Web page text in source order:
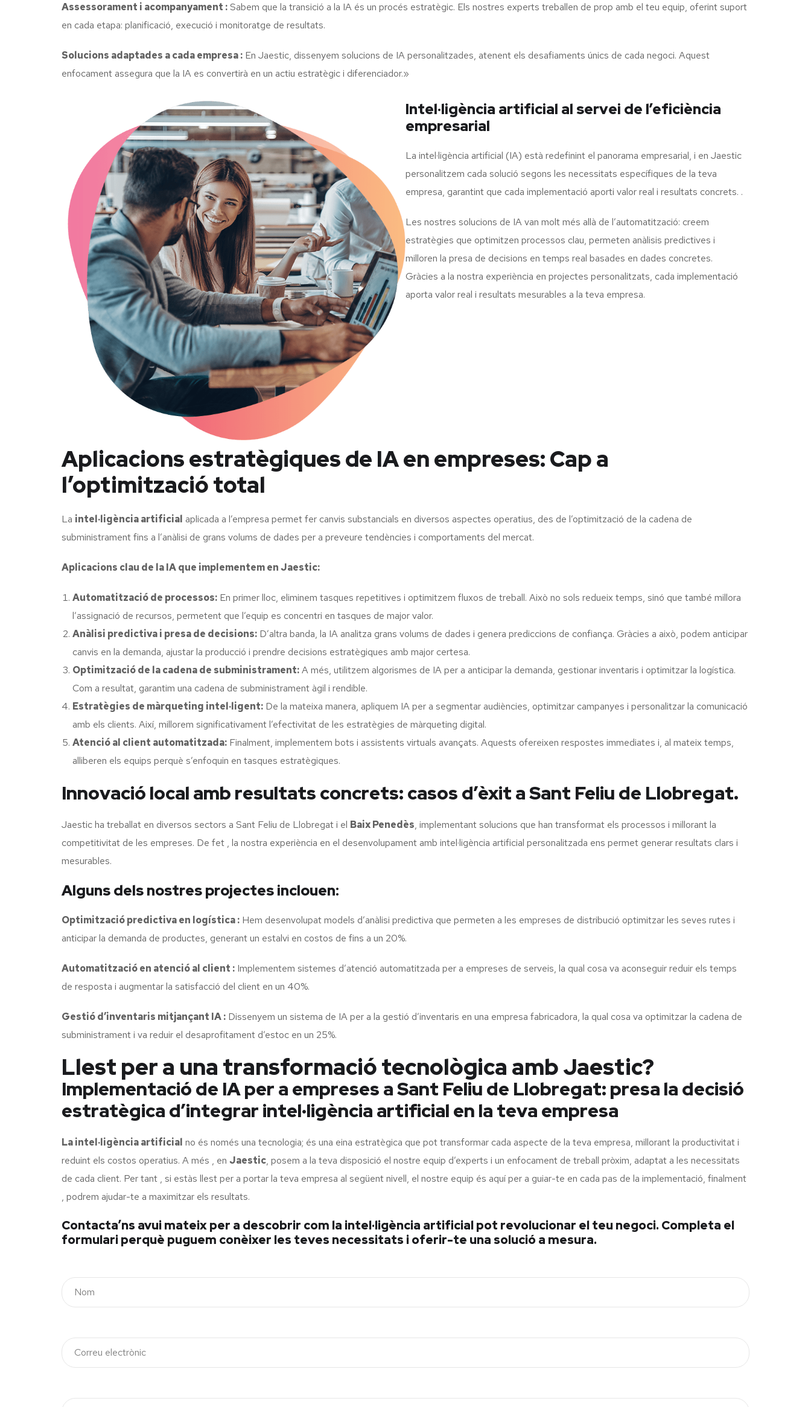
Assessorament i acompanyament :Sabem que la transició a la IA és un procés estratègic. Els nostres experts treballen de prop amb el teu equip, oferint suport
en cada etapa: planificació, execució i monitoratge de resultats.
Solucions adaptades a cada empresa : En Jaestic, dissenyem solucions de IA personalitzades, atenent els desafiaments únics de cada negoci. Aquest
enfocament assegura que la IA es convertirà en un actiu estratègic i diferenciador.»
Intel·ligència artificial al servei de l’eficiència
empresarial
La intel·ligència artificial (IA) està redefinint el panorama empresarial, i en Jaestic
personalitzem cada solució segons les necessitats específiques de la teva
empresa, garantint que cada implementació aporti valor real i resultats concrets. .
Les nostres solucions de IA van molt més allà de l’automatització: creem
estratègies que optimitzen processos clau, permeten anàlisis predictives i
milloren la presa de decisions en temps real basades en dades concretes.
Gràcies a la nostra experiència en projectes personalitzats, cada implementació
aporta valor real i resultats mesurables a la teva empresa.
Aplicacions estratègiques de IA en empreses: Cap a
l’optimització total
La intel·ligència artificial aplicada a l’empresa permet fer canvis substancials en diversos aspectes operatius, des de l’optimització de la cadena de
subministrament fins a l’anàlisi de grans volums de dades per a preveure tendències i comportaments del mercat.
Aplicacions clau de la IA que implementem en Jaestic:
Automatització de processos: En primer lloc, eliminem tasques repetitives i optimitzem fluxos de treball. Això no sols redueix temps, sinó que també millora
l’assignació de recursos, permetent que l’equip es concentri en tasques de major valor.
Anàlisi predictiva i presa de decisions: D’altra banda, la IA analitza grans volums de dades i genera prediccions de confiança. Gràcies a això, podem anticipar
canvis en la demanda, ajustar la producció i prendre decisions estratègiques amb major certesa.
Optimització de la cadena de subministrament:A més, utilitzem algorismes de IA per a anticipar la demanda, gestionar inventaris i optimitzar la logística.
Com a resultat, garantim una cadena de subministrament àgil i rendible.
Estratègies de màrqueting intel·ligent: De la mateixa manera, apliquem IA per a segmentar audiències, optimitzar campanyes i personalitzar la comunicació
amb els clients. Així, millorem significativament l’efectivitat de les estratègies de màrqueting digital.
Atenció al client automatitzada: Finalment, implementem bots i assistents virtuals avançats. Aquests ofereixen respostes immediates i, al mateix temps,
alliberen els equips perquè s’enfoquin en tasques estratègiques.
Innovació local amb resultats concrets: casos d’èxit a Sant Feliu de Llobregat.
Jaestic ha treballat en diversos sectors a Sant Feliu de Llobregat i el Baix Penedès, implementant solucions que han transformat els processos i millorant la
competitivitat de les empreses. De fet , la nostra experiència en el desenvolupament amb intel·ligència artificial personalitzada ens permet generar resultats clars i
mesurables.
Alguns dels nostres projectes inclouen:
Optimització predictiva en logística : Hem desenvolupat models d’anàlisi predictiva que permeten a les empreses de distribució optimitzar les seves rutes i
anticipar la demanda de productes, generant un estalvi en costos de fins a un 20%.
Automatització en atenció al client : Implementem sistemes d’atenció automatitzada per a empreses de serveis, la qual cosa va aconseguir reduir els temps
de resposta i augmentar la satisfacció del client en un 40%.
Gestió d’inventaris mitjançant IA : Dissenyem un sistema de IA per a la gestió d’inventaris en una empresa fabricadora, la qual cosa va optimitzar la cadena de
subministrament i va reduir el desaprofitament d’estoc en un 25%.
Llest per a una transformació tecnològica amb Jaestic?
Implementació de IA per a empreses a Sant Feliu de Llobregat: presa la decisió
estratègica d’integrar intel·ligència artificial en la teva empresa
La intel·ligència artificial no és només una tecnologia; és una eina estratègica que pot transformar cada aspecte de la teva empresa, millorant la productivitat i
reduint els costos operatius. A més , en Jaestic, posem a la teva disposició el nostre equip d’experts i un enfocament de treball pròxim, adaptat a les necessitats
de cada client. Per tant , si estàs llest per a portar la teva empresa al següent nivell, el nostre equip és aquí per a guiar-te en cada pas de la implementació, finalment
, podrem ajudar-te a maximitzar els resultats.
Contacta’ns avui mateix per a descobrir com la intel·ligència artificial pot revolucionar el teu negoci. Completa el
formulari perquè puguem conèixer les teves necessitats i oferir-te una solució a mesura.